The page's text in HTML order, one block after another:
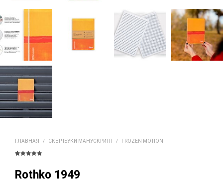
ГЛАВНАЯ / СКЕТЧБУКИ МАНУСКРИПТ / FROZEN MOTION
на основе
опроса
Rothko 1949